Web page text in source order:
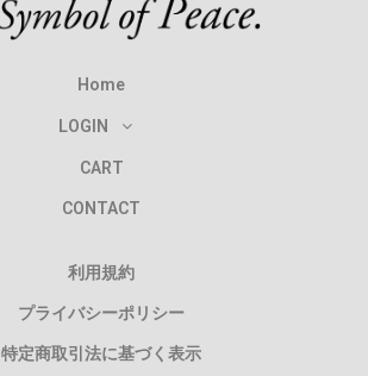
Home
LOGIN
CART
CONTACT
利用規約
プライバシーポリシー
特定商取引法に基づく表示